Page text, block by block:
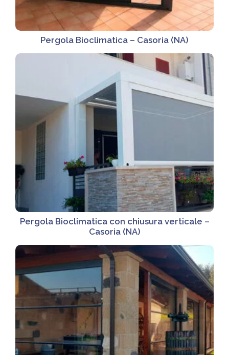
Pergola Bioclimatica – Casoria (NA)
Pergola Bioclimatica con chiusura verticale –
Casoria (NA)